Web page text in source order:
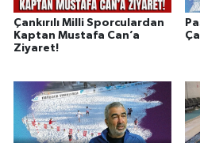
Çankırılı Milli Sporculardan
Kaptan Mustafa Can’a
Ziyaret!